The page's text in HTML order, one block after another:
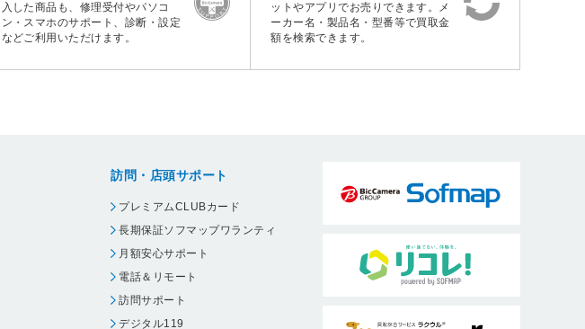
入した商品も、修理受付やパソコ
ン・スマホのサポート、診断・設定
などご利用いただけます。
ットやアプリでお売りできます。メ
ーカー名・製品名・型番等で買取金
額を検索できます。
訪問・店頭サポート
プレミアムCLUBカード
長期保証ソフマップワランティ
月額安心サポート
電話＆リモート
訪問サポート
デジタル119